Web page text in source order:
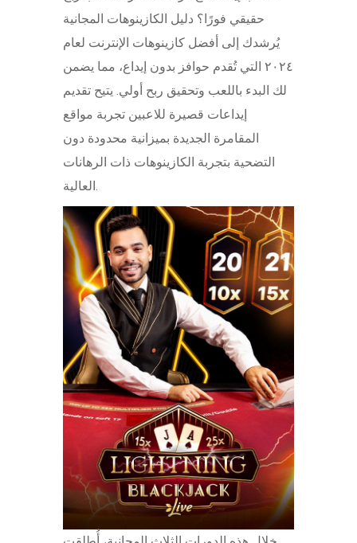
حقيقي فورًا؟ دليل الكازينوهات المجانية
يُرشدك إلى أفضل كازينوهات الإنترنت لعام
٢٠٢٤ التي تُقدم حوافز بدون إيداع، مما يضمن
لك البدء باللعب وتحقيق ربح أولي. يتيح تقديم
إيداعات قصيرة للاعبين تجربة مواقع
المقامرة الجديدة بميزانية محدودة دون
التضحية بتجربة الكازينوهات ذات الرهانات